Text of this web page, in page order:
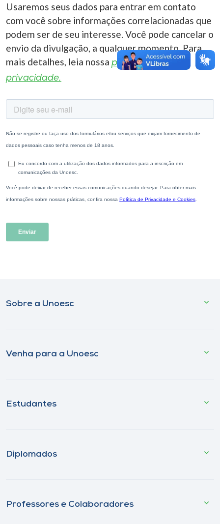
A+
Usaremos seus dados para entrar em contato
com você sobre informações correlacionadas que
podem ser de seu interesse. Você pode cancelar o
envio da divulgação, a qualquer momento. Para
mais detalhes, leia nossa política de
privacidade.
Sobre a Unoesc
Venha para a Unoesc
Estudantes
Diplomados
Professores e Colaboradores